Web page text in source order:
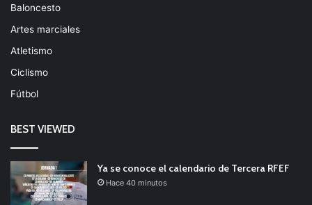
Baloncesto
Artes marciales
Atletismo
Ciclismo
Fútbol
BEST VIEWED
Ya se conoce el calendario de Tercera RFEF
Hace 40 minutos